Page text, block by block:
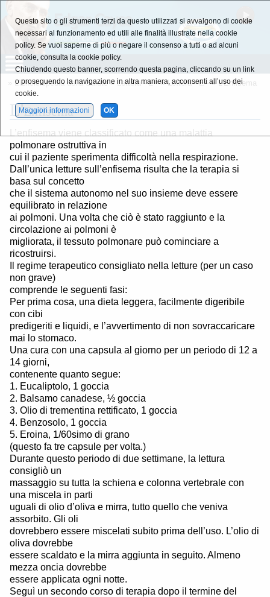
L'Enciclopedia della Salute » Lettera - E - »Lettera - E - » L'Enfisema
L'Enfisema
L’enfisema viene classificato come una malattia
polmonare ostruttiva in
cui il paziente sperimenta difficoltà nella respirazione.
Dall’unica letture sull’enfisema risulta che la terapia si
basa sul concetto
che il sistema autonomo nel suo insieme deve essere
equilibrato in relazione
ai polmoni. Una volta che ciò è stato raggiunto e la
circolazione ai polmoni è
migliorata, il tessuto polmonare può cominciare a
ricostruirsi.
Il regime terapeutico consigliato nella letture (per un caso
non grave)
comprende le seguenti fasi:
Per prima cosa, una dieta leggera, facilmente digeribile
con cibi
predigeriti e liquidi, e l’avvertimento di non sovraccaricare
mai lo stomaco.
Una cura con una capsula al giorno per un periodo di 12 a
14 giorni,
contenente quanto segue:
1. Eucaliptolo, 1 goccia
2. Balsamo canadese, ½ goccia
3. Olio di trementina rettificato, 1 goccia
4. Benzosolo, 1 goccia
5. Eroina, 1/60simo di grano
(questo fa tre capsule per volta.)
Durante questo periodo di due settimane, la lettura
consigliò un
massaggio su tutta la schiena e colonna vertebrale con
una miscela in parti
uguali di olio d’oliva e mirra, tutto quello che veniva
assorbito. Gli oli
dovrebbero essere miscelati subito prima dell’uso. L’olio di
oliva dovrebbe
essere scaldato e la mirra aggiunta in seguito. Almeno
mezza oncia dovrebbe
essere applicata ogni notte.
Seguì un secondo corso di terapia dopo il termine del
Questo sito o gli strumenti terzi da questo utilizzati si avvalgono di cookie
necessari al funzionamento ed utili alle finalità illustrate nella cookie
policy. Se vuoi saperne di più o negare il consenso a tutti o ad alcuni
cookie, consulta la cookie policy.
Chiudendo questo banner, scorrendo questa pagina, cliccando su un link
o proseguendo la navigazione in altra maniera, acconsenti all’uso dei
cookie.
Maggiori informazioni
OK